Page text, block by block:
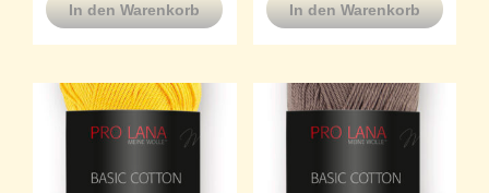
In den Warenkorb In den Warenkorb